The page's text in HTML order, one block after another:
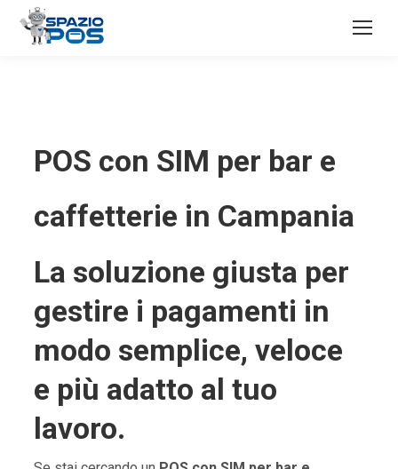
POS con SIM per bar e
caffetterie in Campania
La soluzione giusta per
gestire i pagamenti in
modo semplice, veloce
e più adatto al tuo
lavoro.